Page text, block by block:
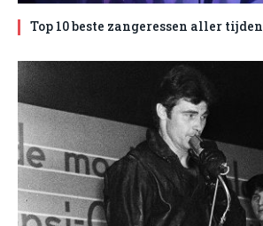
Top 10 beste zangeressen aller tijden